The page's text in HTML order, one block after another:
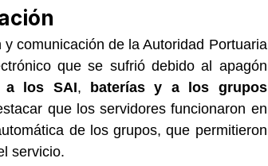
comunicación de la Autoridad Portuaria
que se sufrió debido al apagón
a los SAI, baterías y a los grupos
que los servidores funcionaron en
de los grupos, que permitieron
servicio.